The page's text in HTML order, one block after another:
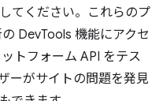
てください。これらのプ
DevTools 機能にアクセ
トフォーム API をテス
ーがサイトの問題を発見